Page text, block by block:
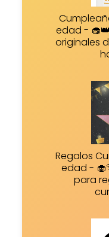
edad -
originales
Regalos
edad -
para